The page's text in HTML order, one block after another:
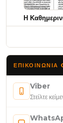
Η
ΕΠΙΚΟΙΝΩΝΊΑ
Viber
Στείλτε